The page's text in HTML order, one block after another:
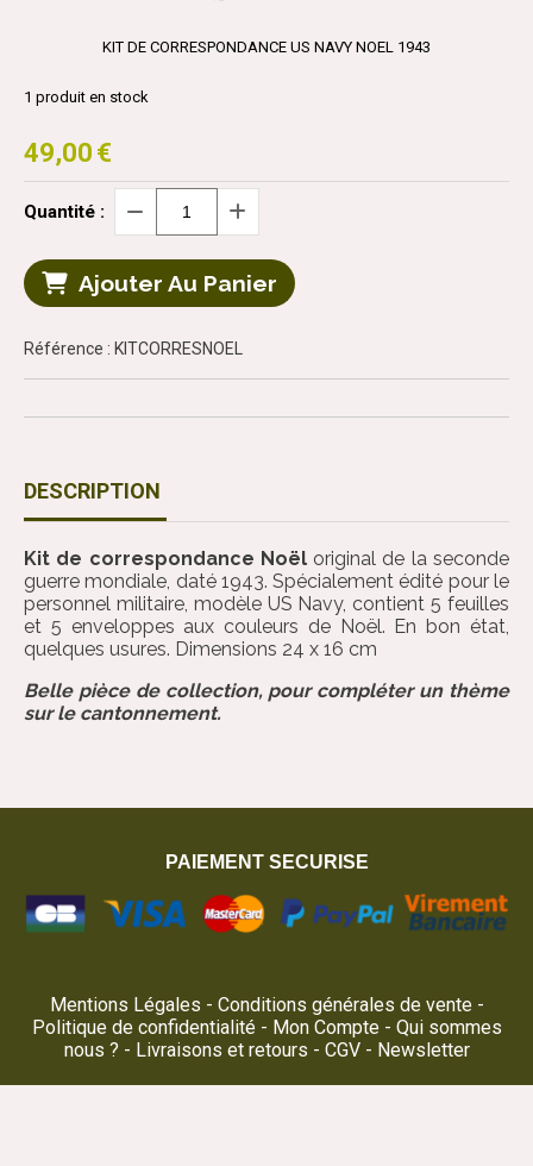
KIT DE CORRESPONDANCE US NAVY NOEL 1943
49,00 €
1 produit en stock
Quantité :
Ajouter Au Panier
Référence : KITCORRESNOEL
DESCRIPTION
Kit de correspondance Noëloriginal de la seconde
guerre mondiale, daté 1943. Spécialement édité pour le
personnel militaire, modèle US Navy, contient 5 feuilles
et 5 enveloppes aux couleurs de Noël. En bon état,
quelques usures. Dimensions 24 x 16 cm
Belle pièce de collection, pour compléter un thème
sur le cantonnement.
PAIEMENT SECURISE
Mentions Légales
Conditions générales de vente
Politique de confidentialité
Mon Compte
Qui sommes
nous ?
Livraisons et retours CGV Newsletter